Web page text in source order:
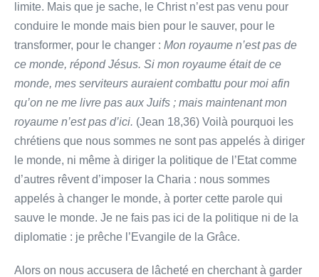
limite. Mais que je sache, le Christ n’est pas venu pour
conduire le monde mais bien pour le sauver, pour le
transformer, pour le changer : Mon royaume n’est pas de
ce monde, répond Jésus. Si mon royaume était de ce
monde, mes serviteurs auraient combattu pour moi afin
qu’on ne me livre pas aux Juifs ; mais maintenant mon
royaume n’est pas d’ici. (Jean 18,36) Voilà pourquoi les
chrétiens que nous sommes ne sont pas appelés à diriger
le monde, ni même à diriger la politique de l’Etat comme
d’autres rêvent d’imposer la Charia : nous sommes
appelés à changer le monde, à porter cette parole qui
sauve le monde. Je ne fais pas ici de la politique ni de la
diplomatie : je prêche l’Evangile de la Grâce.
Alors on nous accusera de lâcheté en cherchant à garder